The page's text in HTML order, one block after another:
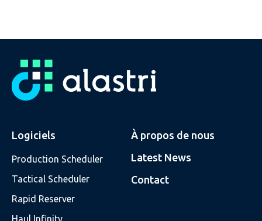
Logiciels
Production Scheduler
Tactical Scheduler
Rapid Reserver
Haul Infinity
À propos de nous
Latest News
Contact